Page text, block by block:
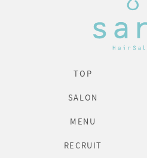
TOP
SALON
MENU
RECRUIT